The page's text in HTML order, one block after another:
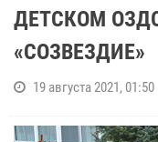
ДЕТСКОМ
«СОЗВЕЗДИЕ»
19 августа 2021, 01:50